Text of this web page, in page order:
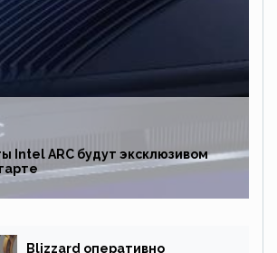
Intel ARC будут эксклюзивом
Blizzard оперативно